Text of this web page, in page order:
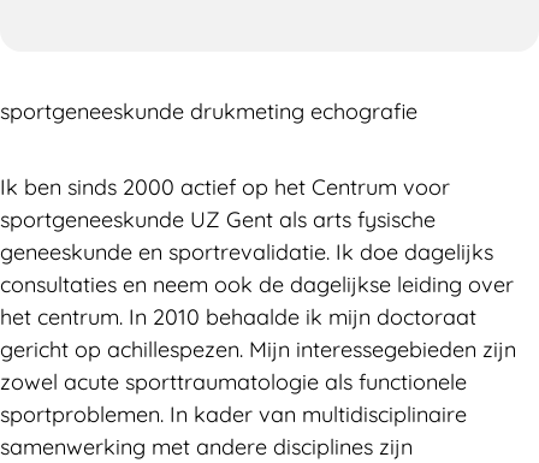
sportgeneeskunde drukmeting echografie
Ik ben sinds 2000 actief op het Centrum voor
sportgeneeskunde UZ Gent als arts fysische
geneeskunde en sportrevalidatie. Ik doe dagelijks
consultaties en neem ook de dagelijkse leiding over
het centrum. In 2010 behaalde ik mijn doctoraat
gericht op achillespezen. Mijn interessegebieden zijn
zowel acute sporttraumatologie als functionele
sportproblemen. In kader van multidisciplinaire
samenwerking met andere disciplines zijn